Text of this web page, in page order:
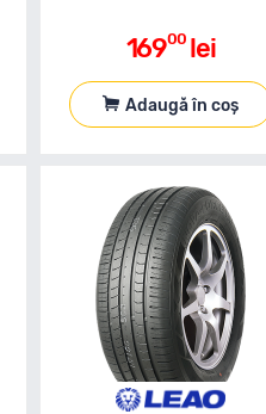
16900 lei
Adaugă în coș